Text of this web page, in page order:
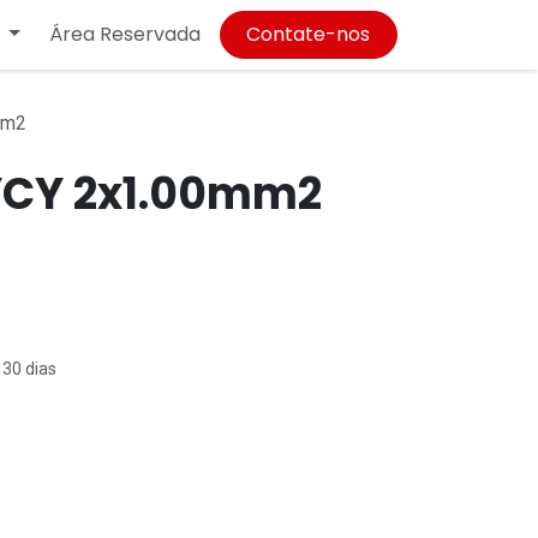
Área Reservada Contate-nos
2x1.00mm2
dias